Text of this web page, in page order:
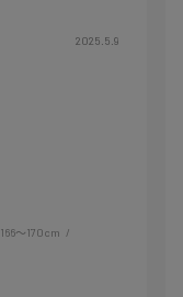
2025.5.9
166～170cm